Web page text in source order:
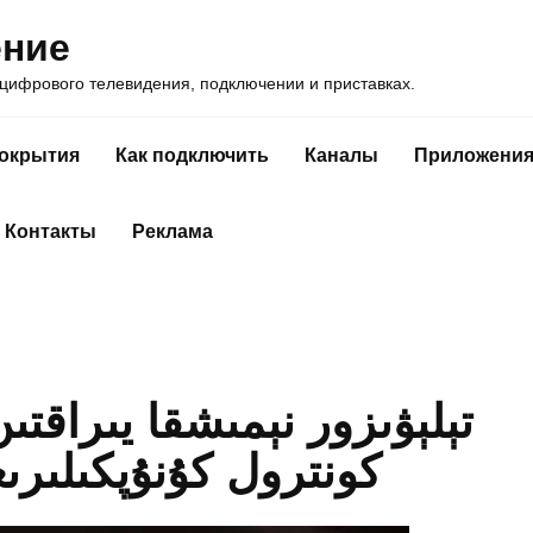
телевидения, подключении и приставках.
Как подключить Каналы Приложения
Контакты Реклама
تېلېۋىزور نېمىشقا
كونترول